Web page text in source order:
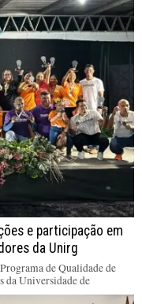
e participação em
da Unirg
de Qualidade de
da Universidade de